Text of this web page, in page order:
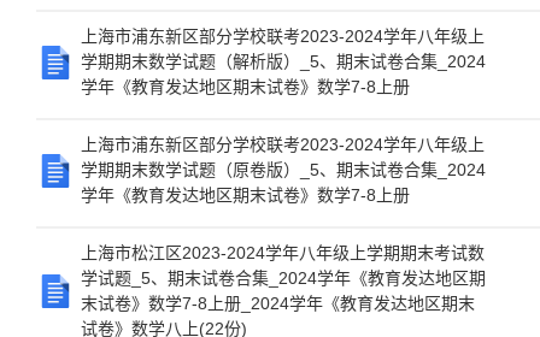
上海市浦东新区部分学校联考2023-2024学年八年级上
学期期末数学试题（解析版）_5、期末试卷合集_2024
学年《教育发达地区期末试卷》数学7-8上册
上海市浦东新区部分学校联考2023-2024学年八年级上
学期期末数学试题（原卷版）_5、期末试卷合集_2024
学年《教育发达地区期末试卷》数学7-8上册
上海市松江区2023-2024学年八年级上学期期末考试数
学试题_5、期末试卷合集_2024学年《教育发达地区期
末试卷》数学7-8上册_2024学年《教育发达地区期末
试卷》数学八上(22份)